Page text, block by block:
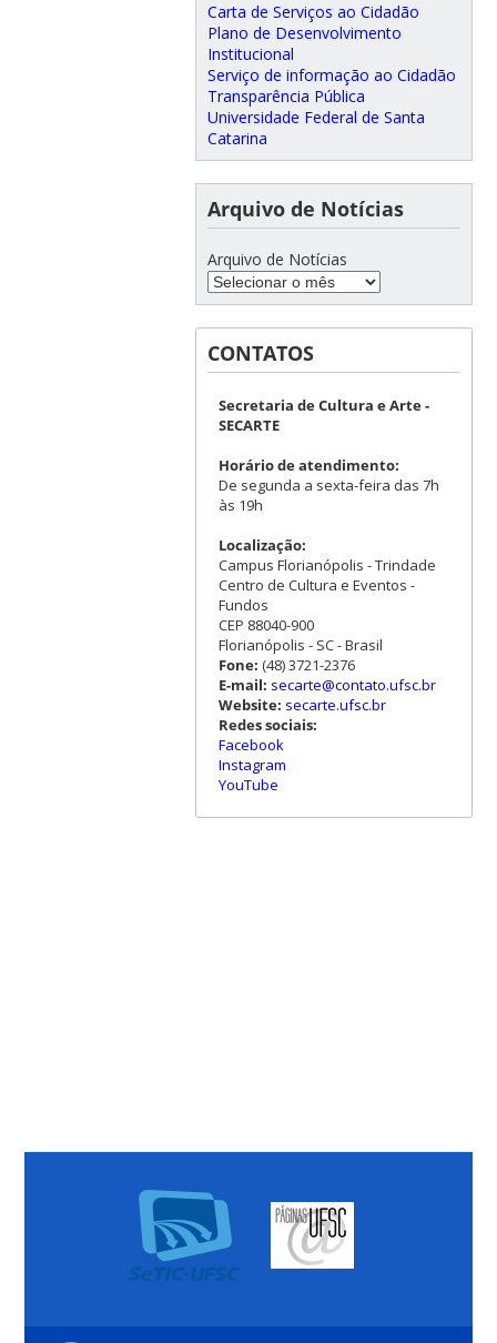
Carta de Serviços ao Cidadão
Plano de Desenvolvimento
Institucional
Serviço de informação ao Cidadão
Transparência Pública
Universidade Federal de Santa
Catarina
Arquivo de Notícias
Arquivo de Notícias
CONTATOS
Secretaria de Cultura e Arte -
SECARTE
Horário de atendimento:
De segunda a sexta-feira das 7h
às 19h
Localização:
Campus Florianópolis - Trindade
Centro de Cultura e Eventos -
Fundos
CEP 88040-900
Florianópolis - SC - Brasil
Fone: (48) 3721-2376
E-mail: secarte@contato.ufsc.br
Website: secarte.ufsc.br
Redes sociais:
Facebook
Instagram
YouTube